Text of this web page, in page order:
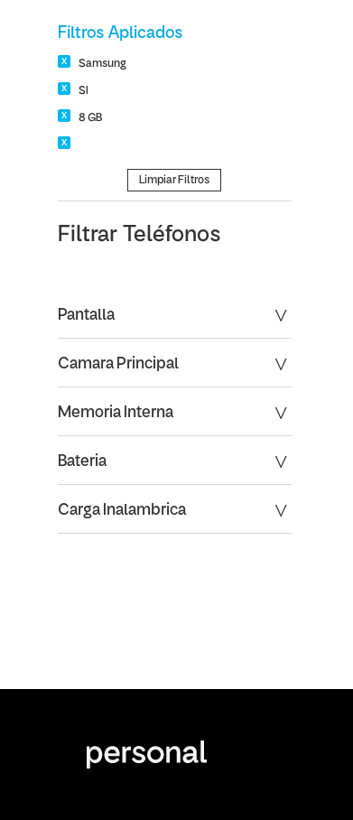
Filtros Aplicados
Samsung
SI
8 GB
Limpiar Filtros
Filtrar Teléfonos
Pantalla
Camara Principal
Carga Inalambrica
Memoria Interna
Bateria